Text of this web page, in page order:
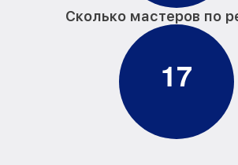
Сколько мастеров по
17